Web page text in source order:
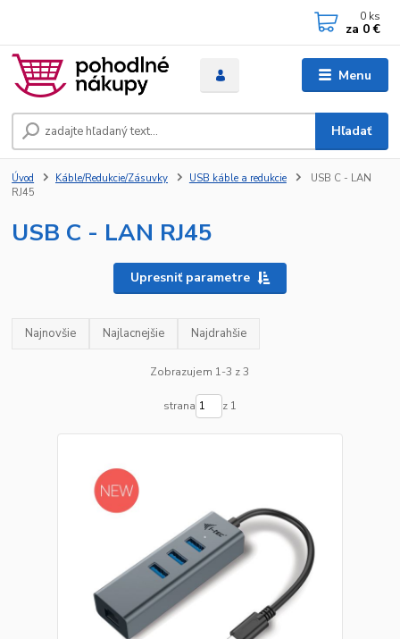
Menu
Hľadať
0 ks
za 0 €
Úvod Káble/Redukcie/Zásuvky USB káble a redukcie
USB C - LAN
RJ45
USB C - LAN RJ45
Upresniť parametre
Najnovšie Najlacnejšie Najdrahšie
Zobrazujem 1-3 z 3
strana z 1